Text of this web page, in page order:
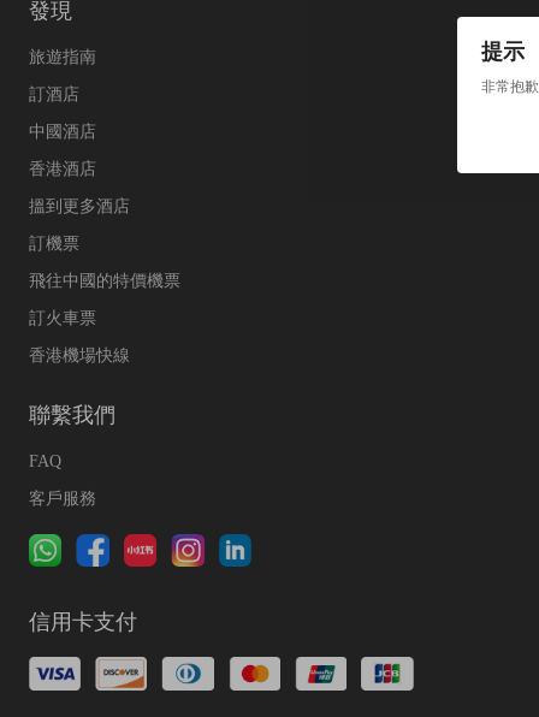
提示
非常抱
發現
旅遊指南
訂酒店
中國酒店
香港酒店
搵到更多酒店
訂機票
飛往中國的特價機票
訂火車票
香港機場快線
聯繫我們
FAQ
客戶服務
信用卡支付